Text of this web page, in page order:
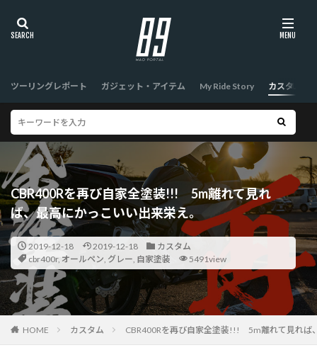
ツーリングレポート ガジェット・アイテム My Ride Story カスタム
CBR400Rを再び自家全塗装!!! 5m離れて見れ
ば、最高にかっこいい出来栄え。
2019-12-18 2019-12-18
カスタム
cbr400r, オールペン, グレー, 自家塗装 5491view
HOME カスタム CBR400Rを再び自家全塗装!!! 5m離れて見れば